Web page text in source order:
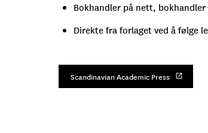
Bokhandler på nett,
Direkte fra forlaget ved å følge
Scandinavian Academic Press